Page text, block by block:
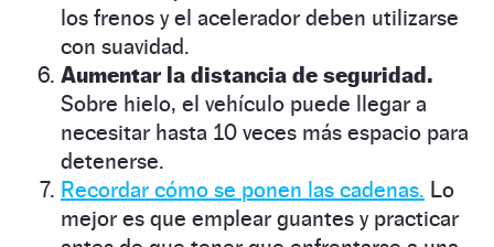
los frenos y el acelerador deben utilizarse
con suavidad.
Aumentar la distancia de seguridad.
Sobre hielo, el vehículo puede llegar a
necesitar hasta 10 veces más espacio para
detenerse.
Recordar cómo se ponen las cadenas. Lo
mejor es que emplear guantes y practicar